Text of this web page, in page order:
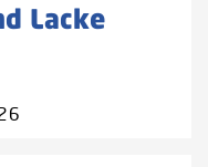
Lacke